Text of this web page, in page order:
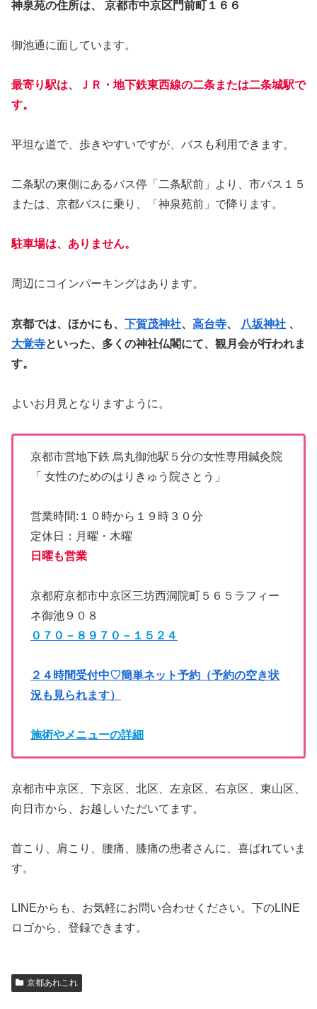
神泉苑の住所は、 京都市中京区門前町１６６
御池通に面しています。
最寄り駅は、ＪＲ・地下鉄東西線の二条または二条城駅で
す。
平坦な道で、歩きやすいですが、バスも利用できます。
二条駅の東側にあるバス停「二条駅前」より、市バス１５
または、京都バスに乗り、「神泉苑前」で降ります。
駐車場は、ありません。
周辺にコインパーキングはあります。
京都では、ほかにも、 下賀茂神社、 高台寺、 八坂神社 、
大覚寺といった、多くの神社仏閣にて、観月会が行われま
す。
よいお月見となりますように。
京都市営地下鉄 烏丸御池駅５分の女性専用鍼灸院
「 女性のためのはりきゅう院さとう」
営業時間:１０時から１９時３０分
定休日：月曜・木曜
日曜も営業
京都府京都市中京区三坊西洞院町５６５ラフィー
ネ御池９０８
０７０－８９７０－１５２４
２４時間受付中♡簡単ネット予約（予約の空き状
況も見られます）
施術やメニューの詳細
京都市中京区、下京区、北区、左京区、右京区、東山区、
向日市から、お越しいただいてます。
首こり、肩こり、腰痛、膝痛の患者さんに、喜ばれていま
す。
LINEからも、お気軽にお問い合わせください。下のLINE
ロゴから、登録できます。
京都あれこれ